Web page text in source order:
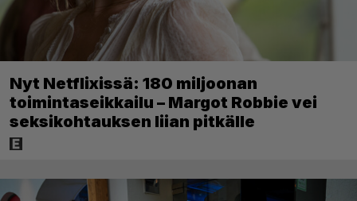
Nyt Netflixissä: 180 miljoonan
toimintaseikkailu – Margot Robbie vei
seksikohtauksen liian pitkälle